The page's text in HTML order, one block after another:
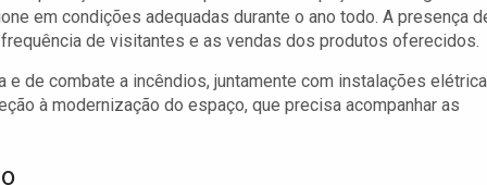
em condições adequadas durante o ano todo. A presença
de visitantes e as vendas dos produtos oferecidos.
de combate a incêndios, juntamente com instalações
à modernização do espaço, que precisa acompanhar as